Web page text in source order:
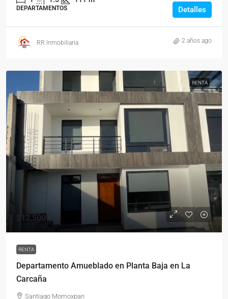
DEPARTAMENTOS Detalles
RR Inmobiliaria 2 años ago
RENTA
$13,500
RENTA
Departamento Amueblado en Planta Baja en La
Carcaña
Santiago Momoxpan